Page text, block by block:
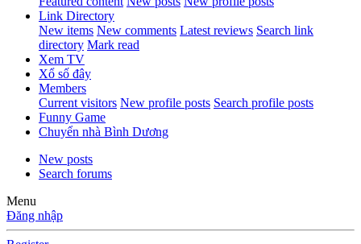
Link Directory
New items New comments Latest reviews Search link
directory Mark read
Xem TV
Xổ số đây
Members
Current visitors New profile posts Search profile posts
Funny Game
Chuyển nhà Bình Dương
New posts
Search forums
Menu
Đăng nhập